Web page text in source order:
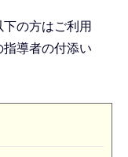
の方はご利用
導者の付添い